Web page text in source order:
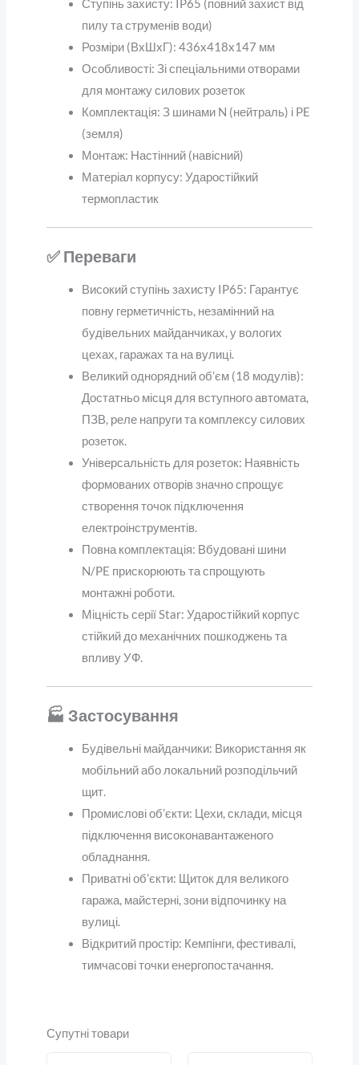
Ступінь захисту: IP65 (повний захист від
пилу та струменів води)
Розміри (ВxШxГ): 436x418x147 мм
Особливості: Зі спеціальними отворами
для монтажу силових розеток
Комплектація: З шинами N (нейтраль) і PE
(земля)
Монтаж: Настінний (навісний)
Матеріал корпусу: Ударостійкий
термопластик
✅ Переваги
Високий ступінь захисту IP65: Гарантує
повну герметичність, незамінний на
будівельних майданчиках, у вологих
цехах, гаражах та на вулиці.
Великий однорядний об’єм (18 модулів):
Достатньо місця для вступного автомата,
ПЗВ, реле напруги та комплексу силових
розеток.
Універсальність для розеток: Наявність
формованих отворів значно спрощує
створення точок підключення
електроінструментів.
Повна комплектація: Вбудовані шини
N/PE прискорюють та спрощують
монтажні роботи.
Міцність серії Star: Ударостійкий корпус
стійкий до механічних пошкоджень та
впливу УФ.
🏭 Застосування
Будівельні майданчики: Використання як
мобільний або локальний розподільчий
щит.
Промислові об’єкти: Цехи, склади, місця
підключення високонавантаженого
обладнання.
Приватні об’єкти: Щиток для великого
гаража, майстерні, зони відпочинку на
вулиці.
Відкритий простір: Кемпінги, фестивалі,
тимчасові точки енергопостачання.
Супутні товари